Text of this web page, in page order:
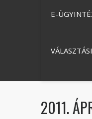
E-
2011.